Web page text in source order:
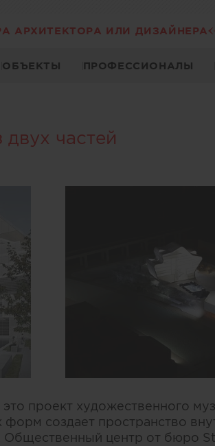
АРХИТЕКТОРА ИЛИ ДИЗАЙНЕРА
ОБЪЕКТЫ ПРОФЕССИОНАЛЫ
двух частей
проект художественного
создает пространство
Общественный центр от бюро